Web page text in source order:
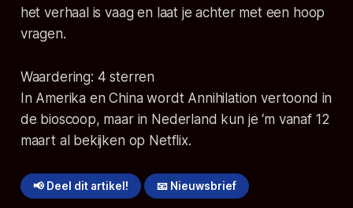
het verhaal is vaag en laat je achter met een hoop
vragen.
Waardering: 4 sterren
In Amerika en China wordt Annihilation vertoond in
de bioscoop, maar in Nederland kun je ‘m vanaf 12
maart al bekijken op Netflix.
📢 Deel dit artikel! 📧 Nieuwsbrief